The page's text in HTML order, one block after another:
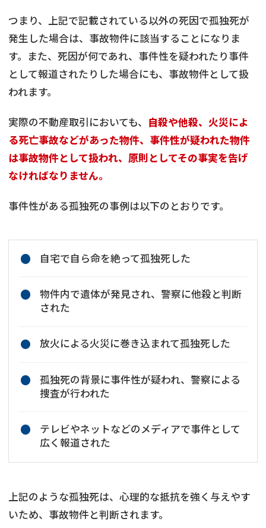
つまり、上記で記載されている以外の死因で孤独死が
発生した場合は、事故物件に該当することになりま
す。また、死因が何であれ、事件性を疑われたり事件
として報道されたりした場合にも、事故物件として扱
われます。
実際の不動産取引においても、 自殺や他殺、火災によ
る死亡事故などがあった物件、事件性が疑われた物件
は事故物件として扱われ、原則としてその事実を告げ
なければなりません。
事件性がある孤独死の事例は以下のとおりです。
自宅で自ら命を絶って孤独死した
物件内で遺体が発見され、警察に他殺と判断
された
放火による火災に巻き込まれて孤独死した
孤独死の背景に事件性が疑われ、警察による
捜査が行われた
テレビやネットなどのメディアで事件として
広く報道された
上記のような孤独死は、心理的な抵抗を強く与えやす
いため、事故物件と判断されます。